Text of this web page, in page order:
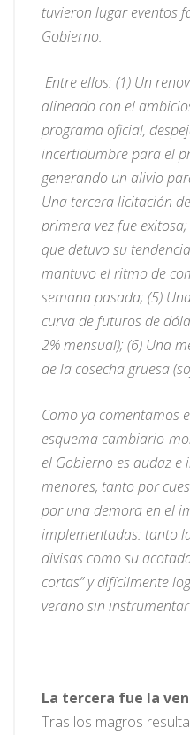
tuvieron lugar eventos
Gobierno.
Entre ellos: (1) Un
alineado con el
programa oficial,
incertidumbre para el
generando un alivio
Una tercera licitación
primera vez fue
que detuvo su
mantuvo el ritmo de
semana pasada; (5)
curva de futuros de
2% mensual); (6) Una
de la cosecha gruesa
Como ya comentamos
esquema cambiario-
el Gobierno es audaz e
menores, tanto por
por una demora en el
implementadas: tanto
divisas como su
cortas” y difícilmente
verano sin
La tercera fue la
Tras los magros